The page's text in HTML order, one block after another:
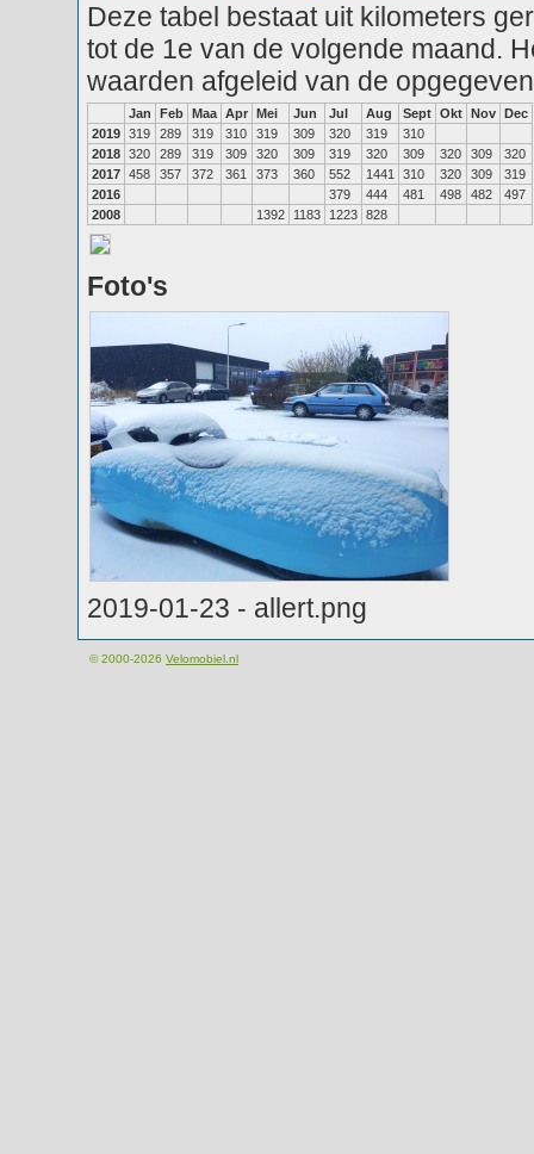
Deze tabel bestaat uit kilometers
tot de 1e van de volgende maand.
waarden afgeleid van de
Jan Feb Maa Apr Mei Jun Jul Aug Sept Okt Nov Dec
2019 319 289 319 310 319 309 320 319
310
2018 320 289 319 309 320 309 319 320 309 320 309
320
2017 458 357 372 361 373 360 552 1441 310 320 309
319
2016
379 444 481 498 482
497
2008
1392 1183 1223 828
Foto's
2019-01-23 - allert.png
© 2000-2026 Velomobiel.nl